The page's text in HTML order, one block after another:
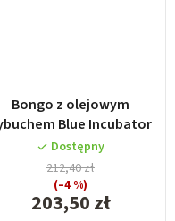
Bongo z olejowym
Blue Incubator
Dostępny
203,50 zł
212,40 zł
(–4 %)